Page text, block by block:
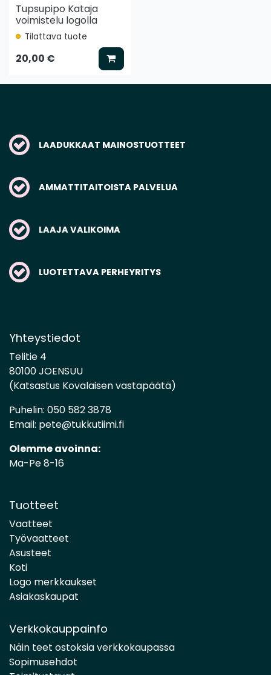
Tupsupipo Kataja
voimistelu logolla
Tilattava tuote
20,00 € Lisää koriin
LAADUKKAAT MAINOSTUOTTEET
AMMATTITAITOISTA PALVELUA
LAAJA VALIKOIMA
LUOTETTAVA PERHEYRITYS
Yhteystiedot
Telitie 4
80100 JOENSUU
(Katsastus Kovalaisen vastapäätä)
Puhelin: 050 582 3878
Email: pete@tukkutiimi.fi
Olemme avoinna:
Ma-Pe 8-16
Tuotteet
Vaatteet
Työvaatteet
Asusteet
Koti
Logo merkkaukset
Asiakaskaupat
Verkkokauppainfo
Näin teet ostoksia verkkokaupassa
Sopimusehdot